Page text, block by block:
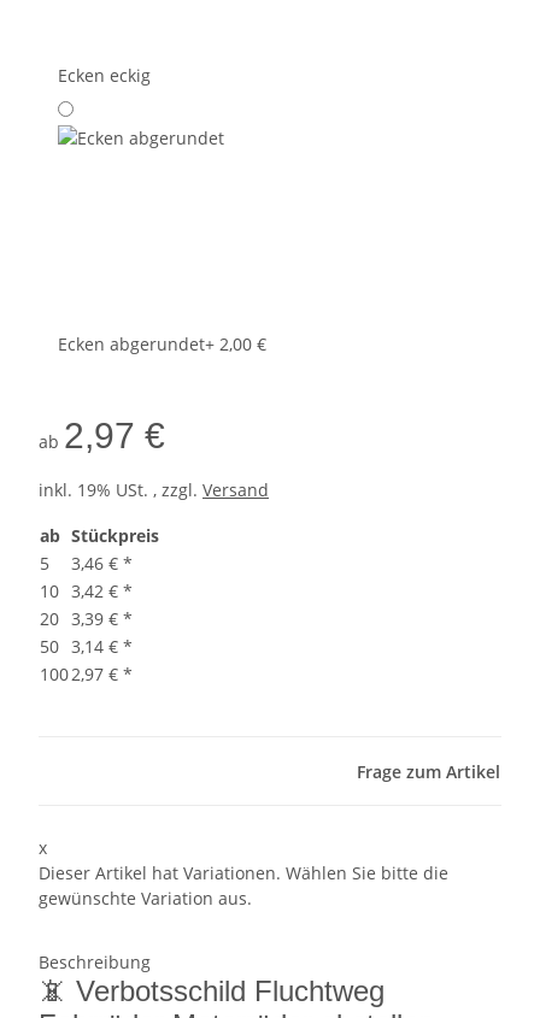
Ecken eckig
Ecken abgerundet+ 2,00 €
ab 2,97 €
inkl. 19% USt. , zzgl. Versand
ab Stückpreis
5
3,46 € *
10 3,42 € *
20 3,39 € *
50 3,14 € *
1002,97 € *
Frage zum Artikel
x
Dieser Artikel hat Variationen. Wählen Sie bitte die
gewünschte Variation aus.
Beschreibung
📵 Verbotsschild Fluchtweg